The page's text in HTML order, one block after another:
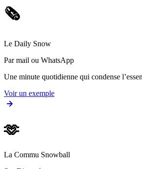
🗞️
Le Daily Snow
Par mail ou WhatsApp
Une minute quotidienne qui condense
Voir un exemple
🫶
La Commu Snowball